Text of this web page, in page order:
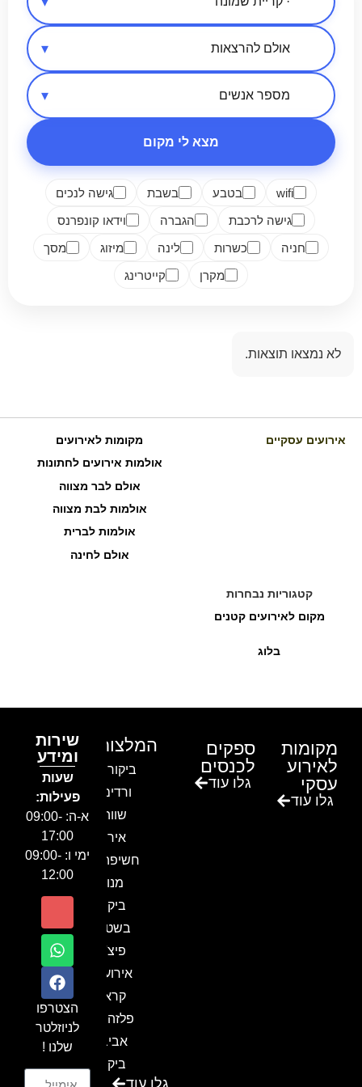
אזור בארץ
סיווג מקום
מספר אנשים
מצא לי מקום
wifi בטבע בשבת
גישה לנכים
גישה לרכבת
הגברה
וידאו קונפרנס
חניה
כשרות לינה מיזוג
מסך
מקרן
קייטרינג
לא נמצאו תוצאות.
אירועים עסקיים
מקומות לאירועים
אולמות אירועים לחתונות
אולם לבר מצווה
אולמות לבת מצווה
אולמות לברית
אולם לחינה
קטגוריות נבחרות
מקום לאירועים קטנים
בלוג
מקומות
לאירוע
עסקי
גלו עוד
ספקים
לכנסים
גלו עוד
המלצות
ביקור בגן
ורדים –
שווה!!
אירוע
חשיפה- זיו
מנור
ביקור
בשטח-
פיצ'ר
אירועים
קראון
פלזה תל
אביב-
ביקור
גלו עוד
שירות
ומידע
שעות
פעילות:
א-ה: 09:00-
17:00
ימי ו: 09:00-
12:00
הצטרפו
לניוזלטר
שלנו !